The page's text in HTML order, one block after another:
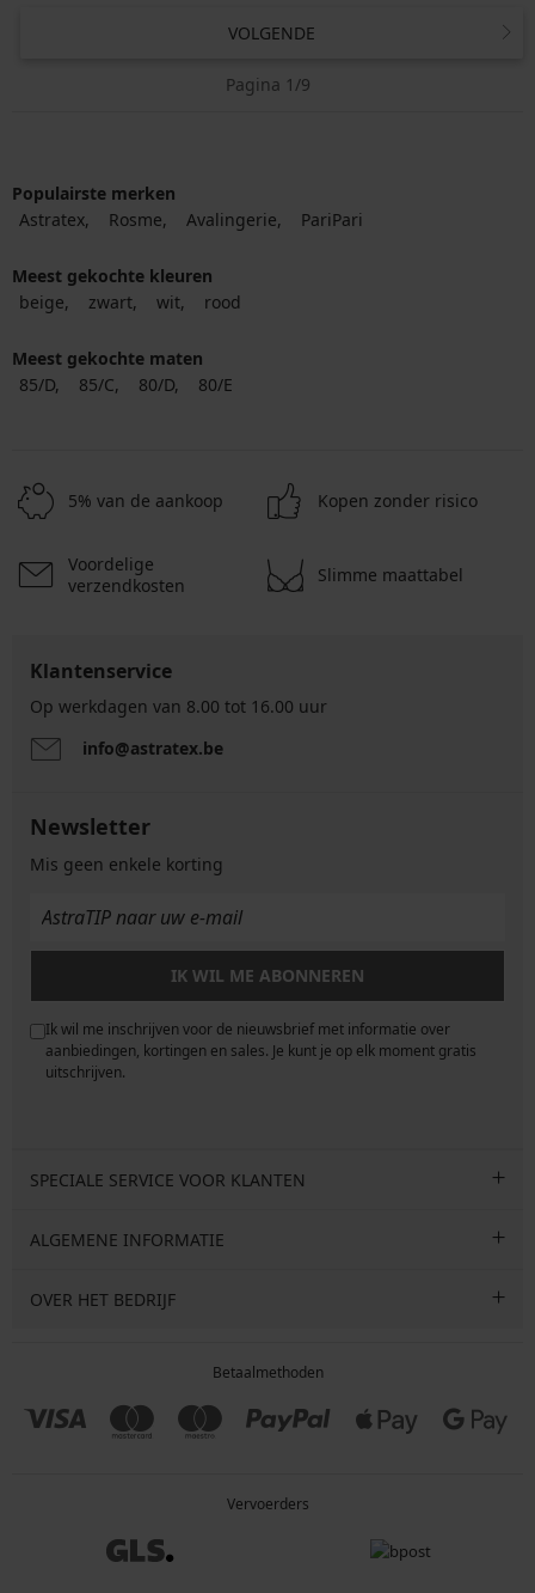
VOLGENDE
Pagina 1/9
Populairste merken
Astratex
Rosme Avalingerie PariPari
Meest gekochte kleuren
beige
zwart wit rood
Meest gekochte maten
85/D
85/C 80/D 80/E
5% van de aankoop Kopen zonder risico
Voordelige
verzendkosten
Slimme maattabel
Klantenservice
Op werkdagen van 8.00 tot 16.00 uur
info@astratex.be
Newsletter
Mis geen enkele korting
IK WIL ME ABONNEREN
Ik wil me inschrijven voor de nieuwsbrief met informatie over
aanbiedingen, kortingen en sales. Je kunt je op elk moment gratis
uitschrijven.
SPECIALE SERVICE VOOR KLANTEN
ALGEMENE INFORMATIE
OVER HET BEDRIJF
Betaalmethoden
Vervoerders